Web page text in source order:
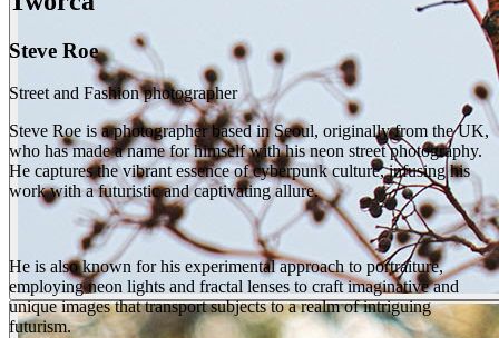
Steve Roe
Street and Fashion photographer
Steve Roe is a photographer based in Seoul, originally from the UK,
who has made a name for himself with his neon street photography.
He captures the vibrant essence of cyberpunk culture, infusing his
work with a futuristic and captivating allure.
He is also known for his experimental approach to portraiture,
employing neon lights and fractal lenses to craft imaginative and
unique images that transport subjects to a realm of intriguing
futurism.